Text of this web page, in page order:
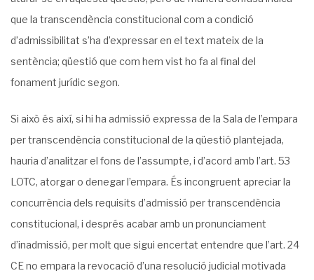
que la transcendència constitucional com a condició
d’admissibilitat s’ha d’expressar en el text mateix de la
sentència; qüestió que com hem vist ho fa al final del
fonament jurídic segon.
Si això és així, si hi ha admissió expressa de la Sala de l’empara
per transcendència constitucional de la qüestió plantejada,
hauria d’analitzar el fons de l’assumpte, i d’acord amb l’art. 53
LOTC, atorgar o denegar l’empara. És incongruent apreciar la
concurrència dels requisits d’admissió per transcendència
constitucional, i després acabar amb un pronunciament
d’inadmissió, per molt que sigui encertat entendre que l’art. 24
CE no empara la revocació d’una resolució judicial motivada